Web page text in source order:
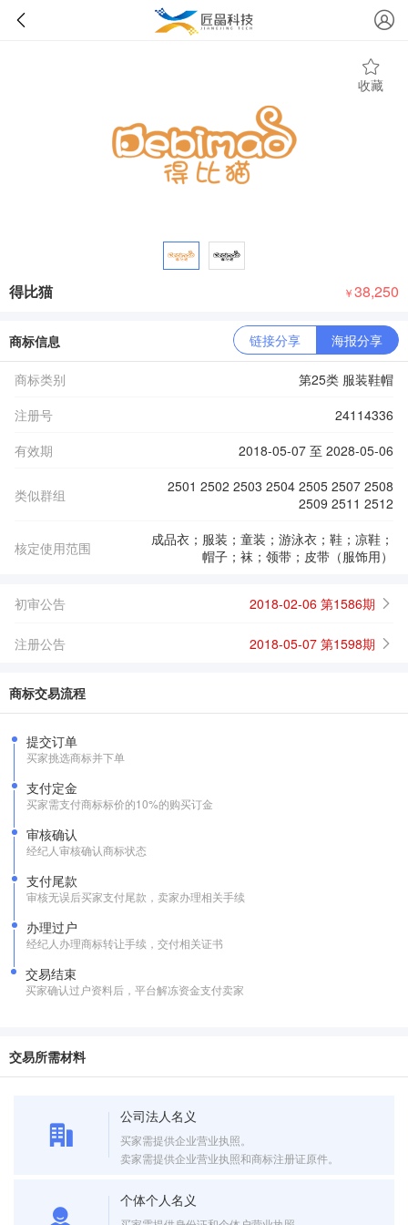
收藏
得比猫 ￥38,250
商标信息 链接分享 海报分享
商标类别
第25类 服装鞋帽
注册号
24114336
有效期
2018-05-07 至 2028-05-06
类似群组
2501 2502 2503 2504 2505 2507 2508
2509 2511 2512
核定使用范围
成品衣；服装；童装；游泳衣；鞋；凉鞋；
帽子；袜；领带；皮带（服饰用）
初审公告 2018-02-06 第1586期
注册公告 2018-05-07 第1598期
商标交易流程
提交订单
买家挑选商标并下单
支付定金
买家需支付商标标价的10%的购买订金
审核确认
经纪人审核确认商标状态
支付尾款
审核无误后买家支付尾款，卖家办理相关手续
办理过户
经纪人办理商标转让手续，交付相关证书
交易结束
买家确认过户资料后，平台解冻资金支付卖家
交易所需材料
公司法人名义
买家需提供企业营业执照。
卖家需提供企业营业执照和商标注册证原件。
个体个人名义